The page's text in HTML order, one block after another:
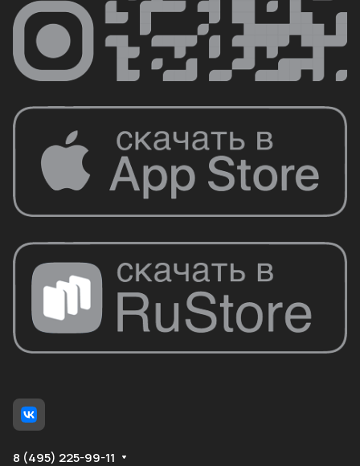
8 (495) 225-99-11